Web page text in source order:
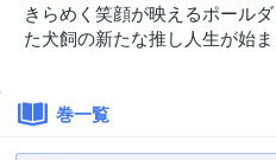
きらめく笑顔が映えるポール
た犬飼の新たな推し人生が始
巻一覧